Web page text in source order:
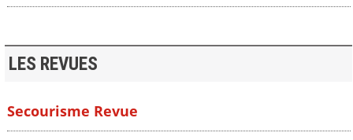
LES REVUES
Secourisme Revue